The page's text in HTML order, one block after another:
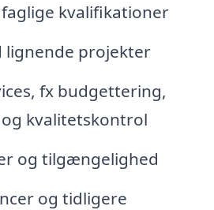
kvalifikationer
lignende projekter
fx budgettering,
kvalitetskontrol
og tilgængelighed
og tidligere